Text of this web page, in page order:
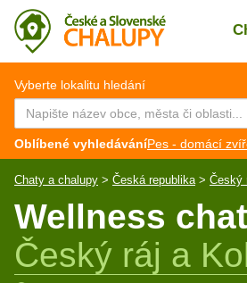
Vyberte lokalitu hledání
Oblíbené vyhledáváníPes - domácí
Chaty a chalupy > Česká republika > Český
Wellness
Český ráj a